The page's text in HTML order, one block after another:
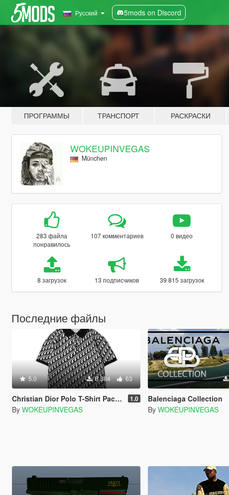
Русский 5mods on Discord
ПРОГРАММЫ ТРАНСПОРТ РАСКРАСКИ
WOKEUPINVEGAS
München
283 файла
понравилось
107 комментариев 0 видео
8 загрузок 13 подписчиков 39 815 загрузок
Последние файлы
5.0 8 384 63
Christian Dior Polo T-Shirt Pack For Franklin 1.0 1.0
By WOKEUPINVEGAS
Balenciaga Collection
By WOKEUPINVEGAS